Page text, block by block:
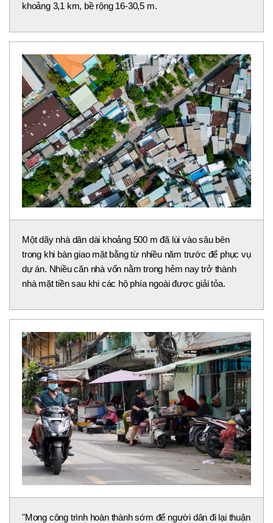
khoảng 3,1 km, bề rộng 16-30,5 m.
Một dãy nhà dân dài khoảng 500 m đã lùi vào sâu bên
trong khi bàn giao mặt bằng từ nhiều năm trước để phục vụ
dự án. Nhiều căn nhà vốn nằm trong hẻm nay trở thành
nhà mặt tiền sau khi các hộ phía ngoài được giải tỏa.
"Mong công trình hoàn thành sớm để người dân đi lại thuận